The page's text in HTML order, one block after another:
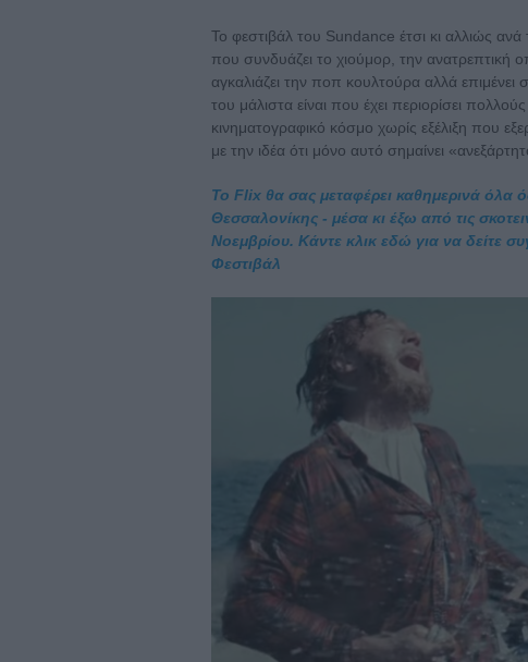
Το φεστιβάλ του Sundance έτσι κι αλλιώς ανά
που συνδυάζει το χιούμορ, την ανατρεπτική
αγκαλιάζει την ποπ κουλτούρα αλλά
του μάλιστα είναι που έχει περιορίσει
κινηματογραφικό κόσμο χωρίς εξέλιξη που
με την ιδέα ότι μόνο αυτό σημαίνει
Το Flix θα σας μεταφέρει καθημερινά όλα
Θεσσαλονίκης - μέσα κι έξω από τις
Νοεμβρίου. Κάντε κλικ εδώ για να δείτε
Φεστιβάλ